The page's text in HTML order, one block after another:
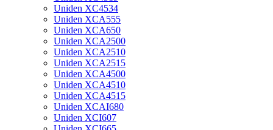
Uniden XC4534
Uniden XCA555
Uniden XCA650
Uniden XCA2500
Uniden XCA2510
Uniden XCA2515
Uniden XCA4500
Uniden XCA4510
Uniden XCA4515
Uniden XCAI680
Uniden XCI607